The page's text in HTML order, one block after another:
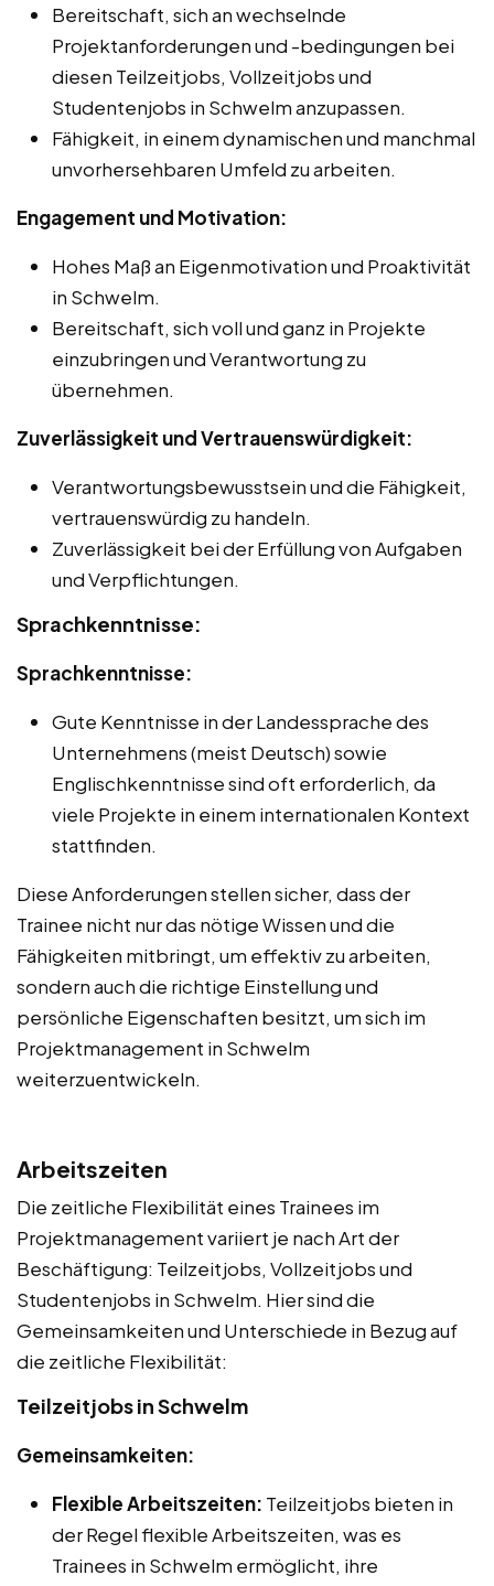
Bereitschaft, sich an wechselnde
Projektanforderungen und -bedingungen bei
diesen Teilzeitjobs, Vollzeitjobs und
Studentenjobs in Schwelm anzupassen.
Fähigkeit, in einem dynamischen und manchmal
unvorhersehbaren Umfeld zu arbeiten.
Engagement und Motivation:
Hohes Maß an Eigenmotivation und Proaktivität
in Schwelm.
Bereitschaft, sich voll und ganz in Projekte
einzubringen und Verantwortung zu
übernehmen.
Zuverlässigkeit und Vertrauenswürdigkeit:
Verantwortungsbewusstsein und die Fähigkeit,
vertrauenswürdig zu handeln.
Zuverlässigkeit bei der Erfüllung von Aufgaben
und Verpflichtungen.
Sprachkenntnisse:
Sprachkenntnisse:
Gute Kenntnisse in der Landessprache des
Unternehmens (meist Deutsch) sowie
Englischkenntnisse sind oft erforderlich, da
viele Projekte in einem internationalen Kontext
stattfinden.
Diese Anforderungen stellen sicher, dass der
Trainee nicht nur das nötige Wissen und die
Fähigkeiten mitbringt, um effektiv zu arbeiten,
sondern auch die richtige Einstellung und
persönliche Eigenschaften besitzt, um sich im
Projektmanagement in Schwelm
weiterzuentwickeln.
Arbeitszeiten
Die zeitliche Flexibilität eines Trainees im
Projektmanagement variiert je nach Art der
Beschäftigung: Teilzeitjobs, Vollzeitjobs und
Studentenjobs in Schwelm. Hier sind die
Gemeinsamkeiten und Unterschiede in Bezug auf
die zeitliche Flexibilität:
Teilzeitjobs in Schwelm
Gemeinsamkeiten:
Flexible Arbeitszeiten: Teilzeitjobs bieten in
der Regel flexible Arbeitszeiten, was es
Trainees in Schwelm ermöglicht, ihre